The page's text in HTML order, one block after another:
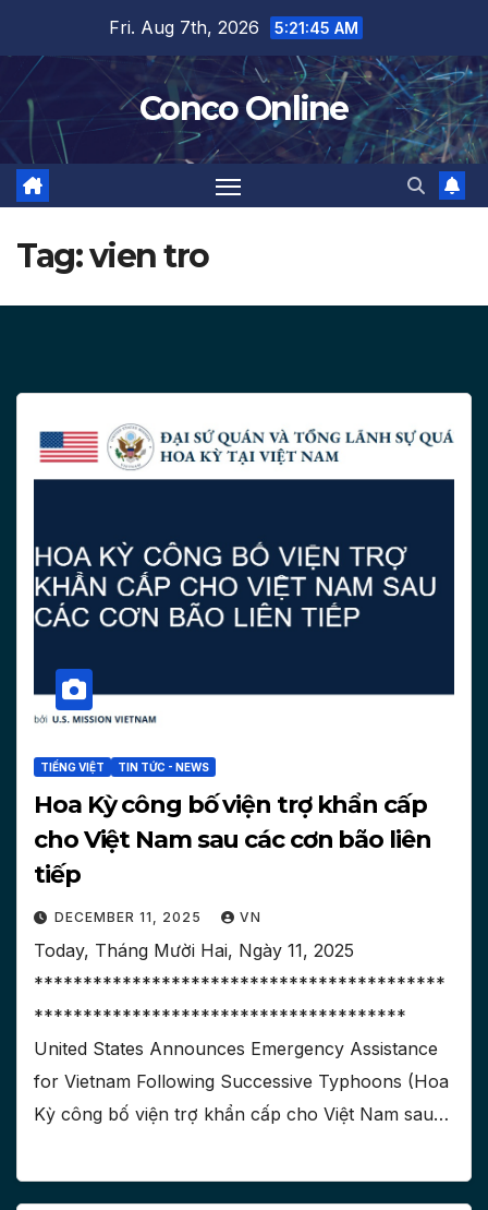
content
Fri. Aug 7th, 2026 5:21:46 AM
Conco Online
Tag:vien tro
TIẾNG VIỆT TIN TỨC - NEWS
Hoa Kỳ công bố viện trợ khẩn cấp
cho Việt Nam sau các cơn bão liên
tiếp
DECEMBER 11, 2025 VN
Today, Tháng Mười Hai, Ngày 11, 2025
******************************************
**************************************
United States Announces Emergency Assistance
for Vietnam Following Successive Typhoons (Hoa
Kỳ công bố viện trợ khẩn cấp cho Việt Nam sau…